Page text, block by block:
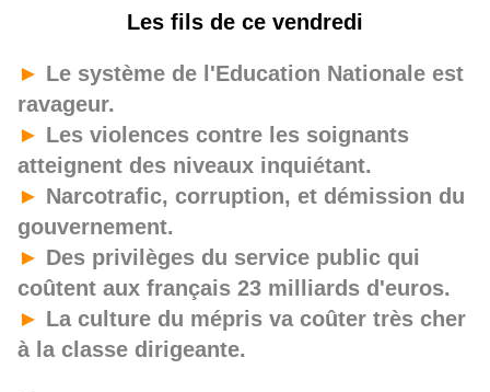
Les fils de ce vendredi
► Le système de l'Education Nationale est
ravageur.
► Les violences contre les soignants
atteignent des niveaux inquiétant.
► Narcotrafic, corruption, et démission du
gouvernement.
► Des privilèges du service public qui
coûtent aux français 23 milliards d'euros.
► La culture du mépris va coûter très cher
à la classe dirigeante.